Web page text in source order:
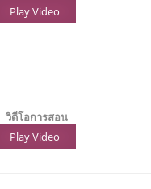
Play Video
วิดีโอการสอน
Play Video